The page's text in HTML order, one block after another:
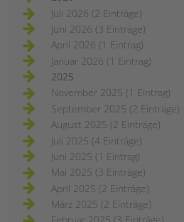
Juli 2026 (2 Einträge)
Juni 2026 (3 Einträge)
April 2026 (1 Eintrag)
Januar 2026 (1 Eintrag)
2025
November 2025 (1 Eintrag)
September 2025 (2 Einträge)
August 2025 (2 Einträge)
Juli 2025 (4 Einträge)
Juni 2025 (1 Eintrag)
Mai 2025 (3 Einträge)
April 2025 (2 Einträge)
März 2025 (2 Einträge)